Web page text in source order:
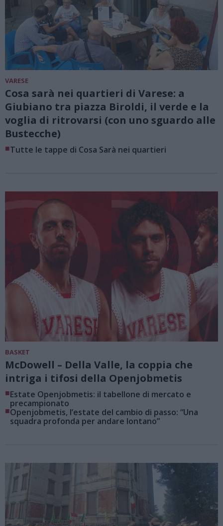
VARESE
Cosa sarà nei quartieri di Varese: a
Giubiano tra piazza Biroldi, il verde e la
voglia di ritrovarsi (con uno sguardo alle
Bustecche)
■Tutte le tappe di Cosa Sarà nei quartieri
BASKET
McDowell – Della Valle, la coppia che
intriga i tifosi della Openjobmetis
■Estate Openjobmetis: il tabellone di mercato e
precampionato
■Openjobmetis, l’estate del cambio di passo: “Una
squadra profonda per andare lontano”